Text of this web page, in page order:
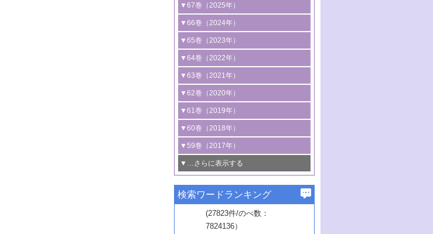
1号 過酸化水素合成に関する研究動向
2号 コンピューター技術により加速する
触媒開発
3号 有機分子変換やCO 資源化のための
光触媒に関する最近の研究
B号 第137回触媒討論会（2026年）
▼67巻（2025年）
1号 CO
水素化によるグリーン燃料/グリ
ーンケミカル製造
2号 水素製造のための水分解技術に関す
る最近の研究
3号 オレフィン系樹脂の精密合成に関す
る最新技術
4号 アルコール類の効率的変換を実現す
る非貴金属触媒の研究動向
5号 ゼオライトの合成と応用における研
究動向
6号 ヘテロ接合界面
B号 第135回触媒討論会（2025年）
▼66巻（2024年）
1号 低次元ナノ構造を有する触媒材料
2号 規制反応場を活用した固体触媒研究
の新展開
3号 未踏分子変換を目指した酸化触媒プ
ロセスの最前線
4号 シンクロトロン放射光および中性子
線を利用した触媒解析技術の最先端
5号 単原子触媒
6号 参照触媒委員会からのお知らせ
B号 第133回触媒討論会（2023年）
▼65巻（2023年）
1号 炭素が関わる触媒機能
2号 プラスチックケミカルリサイクルの
ための触媒技術
3号 非酸化物系金属化合物を基盤とした
触媒材料の開発
4号 格子酸素・格子酸素欠陥を利用した
触媒反応
5号 生体触媒によるエネルギー変換反応
6号 窒素とリンの循環のための触媒・機
能性材料
▼64巻（2022年）
1号 合成ガス製造とCOを用いるケミカル
ズ合成の最新動向
2号 化学品合成のための合金触媒開発
3号 CO の排出削減および有効活用のた
めの触媒技術
4号 若手による情報発信企画～とびたて
若き触媒の研究者たち～（1）
若き触媒の研究者たち～（2）
6号 石油のノーブル・ユースを志向した
触媒技術
▼63巻（2021年）
1号 金触媒の新展開
2号 ペロブスカイト
3号 特殊反応場を利用した触媒的分子変
換反応
4号 多孔質材料を用いた触媒の新展開
5号 情報学的手法を用いた触媒開発
6号 カーボンニュートラルに向けた電解
技術
B号 第127回触媒討論会（2021年・オン
ライン開催(Zoom)のみ）
▼62巻（2020年）
1号 触媒設計を拓く欠陥構造のキャラク
タリゼーション
2号 機能化学品製造に資するクリーンな
触媒的酸化反応
3号 水処理のための触媒化学
4号 光触媒を用いた水分解の最新の研究
動向
5号 次世代の触媒プロセスを支えるマイ
▼61巻（2019年）
1号 物質移動制御に着目した触媒プロセ
ス開発
2号 CO2 フリー水素サプライチェーンに
関わる触媒開発動向
3号 精密高分子合成に関する最近の研究
動向
4号 バイオマス化成品製造のための触媒
▼60巻（2018年）
1号 固体酸触媒の最新の研究動向
2号 二酸化炭素からの有用化学品合成
3号 ナノ粒子・クラスター触媒の最前線
4号 60周年記念企画
5号 進化するゼオライト合成技術
6号 非貴金属系触媒における電気化学的
▼59巻（2017年）
1号 いたるところに，触媒
最先端技術
3号 無機分離膜材料の開発と触媒反応プ
ロセスへの適用
▼…さらに表示する
1号 ユニークな構造の高分子を生み出す触
2号 リグニンからの化成品製造に向けた触
▼57巻（2015年）
1号 水素キャリアにかかわる触媒技術の新
▼56巻（2014年）
検索ワードランキング
(27823件/のべ数：
7824136）